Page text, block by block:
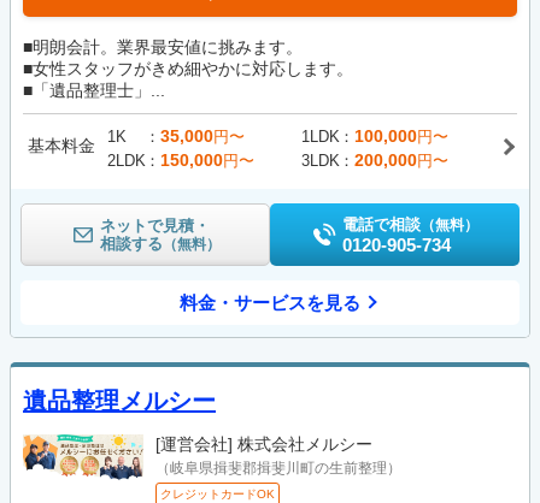
■明朗会計。業界最安値に挑みます。
■女性スタッフがきめ細やかに対応します。
■「遺品整理士」...
基本料金 1K 35,000円〜 1LDK 100,000円〜
2LDK
150,000円〜 3LDK 200,000円〜
ネットで見積・
相談する （無料）
電話で相談 （無料）
0120-905-734
料金・サービスを見る
遺品整理メルシー
[運営会社] 株式会社メルシー
（岐阜県揖斐郡揖斐川町の生前整理）
クレジットカードOK